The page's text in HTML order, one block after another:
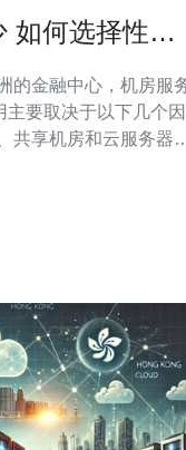
如何选择性价
要取决于以下几个因
水平：运